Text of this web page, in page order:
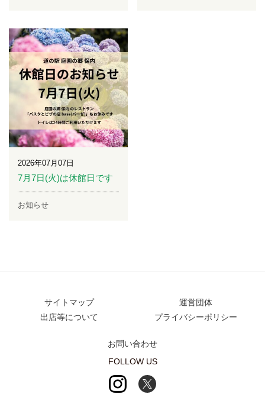
2026年07月07日
7月7日(火)は休館日です
お知らせ
サイトマップ
運営団体
出店等について
プライバシーポリシー
お問い合わせ
FOLLOW US